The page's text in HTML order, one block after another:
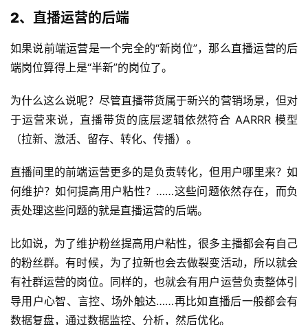
2、直播运营的后端
如果说前端运营是一个完全的“新岗位”，那么直播运营的后
端岗位算得上是“半新”的岗位了。
为什么这么说呢？尽管直播带货属于新兴的营销场景，但对
于运营来说，直播带货的底层逻辑依然符合 AARRR 模型
（拉新、激活、留存、转化、传播）。
直播间里的前端运营更多的是负责转化，但用户哪里来？如
何维护？如何提高用户粘性？……这些问题依然存在，而负
责处理这些问题的就是直播运营的后端。
比如说，为了维护粉丝提高用户粘性，很多主播都会有自己
的粉丝群。有时候，为了拉新也会去做裂变活动，所以就会
有社群运营的岗位。同样的，也就会有用户运营负责整体引
导用户心智、言控、场外触达……再比如直播后一般都会有
数据复盘，通过数据监控、分析，然后优化。